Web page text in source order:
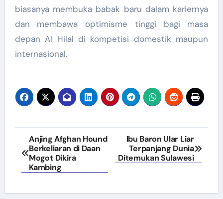
biasanya membuka babak baru dalam kariernya
dan membawa optimisme tinggi bagi masa
depan Al Hilal di kompetisi domestik maupun
internasional.
Navigasi
pos
Anjing Afghan Hound
Berkeliaran di Daan
Mogot Dikira
Kambing
Ibu Baron Ular Liar
Terpanjang Dunia
Ditemukan Sulawesi